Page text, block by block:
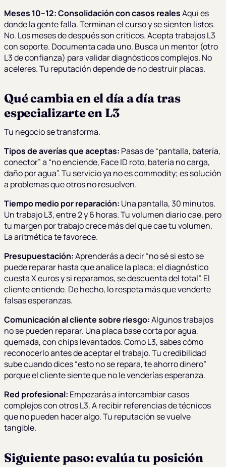
Meses 10–12: Consolidación con casos realesAquí es
donde la gente falla. Terminan el curso y se sienten listos.
No. Los meses de después son críticos. Acepta trabajos L3
con soporte. Documenta cada uno. Busca un mentor (otro
L3 de confianza) para validar diagnósticos complejos. No
aceleres. Tu reputación depende de no destruir placas.
Qué cambia en el día a día tras
especializarte en L3
Tu negocio se transforma.
Tipos de averías que aceptas: Pasas de “pantalla, batería,
conector” a “no enciende, Face ID roto, batería no carga,
daño por agua”. Tu servicio ya no es commodity; es solución
a problemas que otros no resuelven.
Tiempo medio por reparación: Una pantalla, 30 minutos.
Un trabajo L3, entre 2 y 6 horas. Tu volumen diario cae, pero
tu margen por trabajo crece más del que cae tu volumen.
La aritmética te favorece.
Presupuestación:Aprenderás a decir “no sé si esto se
puede reparar hasta que analice la placa; el diagnóstico
cuesta X euros y si reparamos, se descuenta del total”. El
cliente entiende. De hecho, lo respeta más que venderte
falsas esperanzas.
Comunicación al cliente sobre riesgo:Algunos trabajos
no se pueden reparar. Una placa base corta por agua,
quemada, con chips levantados. Como L3, sabes cómo
reconocerlo antes de aceptar el trabajo. Tu credibilidad
sube cuando dices “esto no se repara, te ahorro dinero”
porque el cliente siente que no le venderías esperanza.
Red profesional: Empezarás a intercambiar casos
complejos con otros L3. A recibir referencias de técnicos
que no pueden hacer algo. Tu reputación se vuelve
tangible.
Siguiente paso: evalúa tu posición